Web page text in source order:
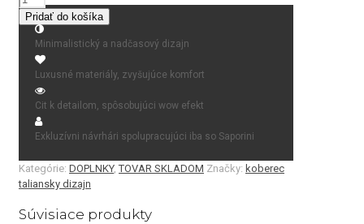
koberec
VINTAGE
London
Pridať do košíka
Minimalistický a nadčasový dizajn
Luxusné materiály, zvyšujúce komfort
Cit k detailom, spôsobujúci wow efekt
Exkluzívni návrhári spolupracujúci iba so Saporini
Kategórie: DOPLNKY,TOVAR SKLADOM Značky: koberec
taliansky dizajn
Súvisiace produkty